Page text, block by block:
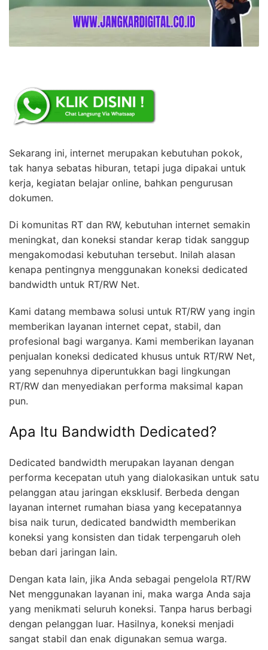
Sekarang ini, internet merupakan kebutuhan pokok,
tak hanya sebatas hiburan, tetapi juga dipakai untuk
kerja, kegiatan belajar online, bahkan pengurusan
dokumen.
Di komunitas RT dan RW, kebutuhan internet semakin
meningkat, dan koneksi standar kerap tidak sanggup
mengakomodasi kebutuhan tersebut. Inilah alasan
kenapa pentingnya menggunakan koneksi dedicated
bandwidth untuk RT/RW Net.
Kami datang membawa solusi untuk RT/RW yang ingin
memberikan layanan internet cepat, stabil, dan
profesional bagi warganya. Kami memberikan layanan
penjualan koneksi dedicated khusus untuk RT/RW Net,
yang sepenuhnya diperuntukkan bagi lingkungan
RT/RW dan menyediakan performa maksimal kapan
pun.
Apa Itu Bandwidth Dedicated?
Dedicated bandwidth merupakan layanan dengan
performa kecepatan utuh yang dialokasikan untuk satu
pelanggan atau jaringan eksklusif. Berbeda dengan
layanan internet rumahan biasa yang kecepatannya
bisa naik turun, dedicated bandwidth memberikan
koneksi yang konsisten dan tidak terpengaruh oleh
beban dari jaringan lain.
Dengan kata lain, jika Anda sebagai pengelola RT/RW
Net menggunakan layanan ini, maka warga Anda saja
yang menikmati seluruh koneksi. Tanpa harus berbagi
dengan pelanggan luar. Hasilnya, koneksi menjadi
sangat stabil dan enak digunakan semua warga.